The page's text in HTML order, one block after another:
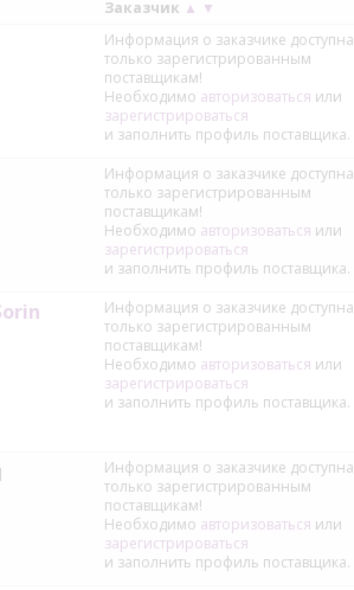
Заказчик ▲ ▼
Информация о заказчике доступна
только зарегистрированным
поставщикам!
Необходимо авторизоваться или
зарегистрироваться
и заполнить профиль поставщика.
Информация о заказчике доступна
только зарегистрированным
поставщикам!
Необходимо авторизоваться или
зарегистрироваться
и заполнить профиль поставщика.
Информация о заказчике доступна
только зарегистрированным
поставщикам!
Необходимо авторизоваться или
зарегистрироваться
и заполнить профиль поставщика.
Информация о заказчике доступна
только зарегистрированным
поставщикам!
Необходимо авторизоваться или
зарегистрироваться
и заполнить профиль поставщика.